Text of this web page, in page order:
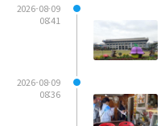
2026-08-09
08:41
2026-08-09
08:36